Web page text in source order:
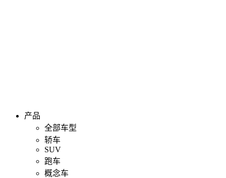
产品
全部车型
轿车
SUV
跑车
概念车